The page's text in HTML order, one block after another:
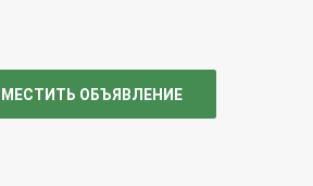
ОБЪЯВЛЕНИЕ